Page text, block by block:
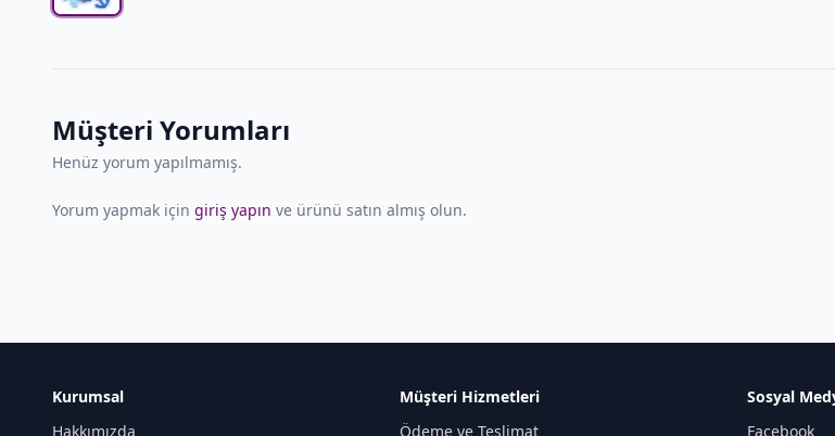
Müşteri Yorumları
Henüz yorum yapılmamış.
Yorum yapmak için giriş yapın ve ürünü satın almış olun.
Kurumsal
Hakkımızda
Müşteri Hizmetleri
Ödeme ve Teslimat
Sosyal
Facebook